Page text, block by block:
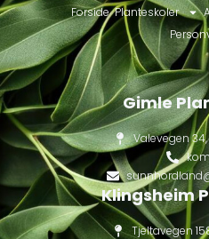
Forside Planteskoler
Gimle
Valevegen
Klingsheim
Tjeltavegen